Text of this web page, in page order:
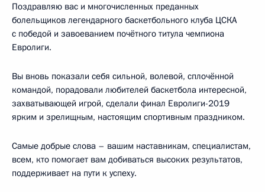
Поздравляю вас и многочисленных преданных
болельщиков легендарного баскетбольного клуба ЦСКА
с победой и завоеванием почётного титула чемпиона
Евролиги.
Вы вновь показали себя сильной, волевой, сплочённой
командой, порадовали любителей баскетбола интересной,
захватывающей игрой, сделали финал Евролиги-2019
ярким и зрелищным, настоящим спортивным праздником.
Самые добрые слова – вашим наставникам, специалистам,
всем, кто помогает вам добиваться высоких результатов,
поддерживает на пути к успеху.